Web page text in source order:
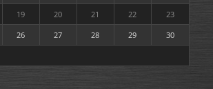
19 20 21 22
23
26 27 28 29
30